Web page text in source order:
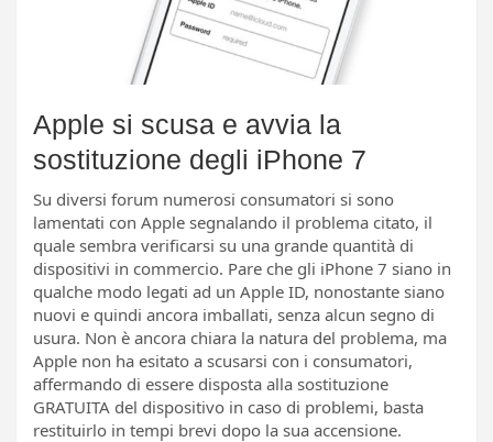
Apple si scusa e avvia la
sostituzione degli iPhone 7
Su diversi forum numerosi consumatori si sono
lamentati con Apple segnalando il problema citato, il
quale sembra verificarsi su una grande quantità di
dispositivi in commercio. Pare che gli iPhone 7 siano in
qualche modo legati ad un Apple ID, nonostante siano
nuovi e quindi ancora imballati, senza alcun segno di
usura. Non è ancora chiara la natura del problema, ma
Apple non ha esitato a scusarsi con i consumatori,
affermando di essere disposta alla sostituzione
GRATUITA del dispositivo in caso di problemi, basta
restituirlo in tempi brevi dopo la sua accensione.